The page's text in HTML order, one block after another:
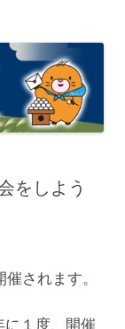
をしよう
されます。
１度、開催